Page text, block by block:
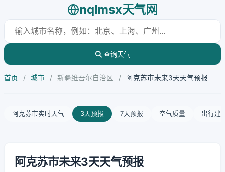
nqlmsx天气网
查询天气
首页 / 城市 / 新疆维吾尔自治区 / 阿克苏市未来3天天气预报
阿克苏市实时天气 3天预报 7天预报 空气质量 出行建
阿克苏市未来3天天气预报